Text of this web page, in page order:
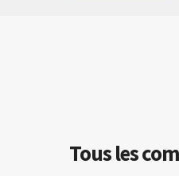
Tous les